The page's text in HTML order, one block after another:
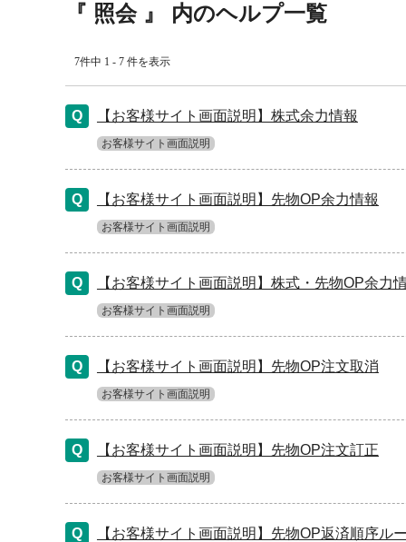
『 照会 』 内のヘルプ一覧
7件中 1 - 7 件を表示
【お客様サイト画面説明】株式余力情報
お客様サイト画面説明
【お客様サイト画面説明】先物OP余力情報
お客様サイト画面説明
【お客様サイト画面説明】株式・先物OP余力
お客様サイト画面説明
【お客様サイト画面説明】先物OP注文取消
お客様サイト画面説明
【お客様サイト画面説明】先物OP注文訂正
お客様サイト画面説明
【お客様サイト画面説明】先物OP返済順序ル